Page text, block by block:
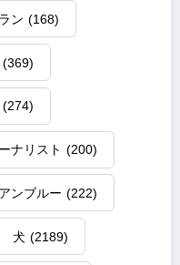
ン (168)
(369)
(274)
ナリスト (200)
ンブルー (222)
犬 (2189)